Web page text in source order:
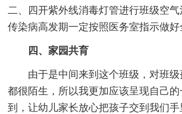
二、四开紫外线消毒灯管进行班级空
传染病高发期一定按照医务室指示做好
四、家园共育
由于是中间来到这个班级，对班
都很陌生，所以我更加应该呈现自己
到，让幼儿家长放心把孩子交到我们